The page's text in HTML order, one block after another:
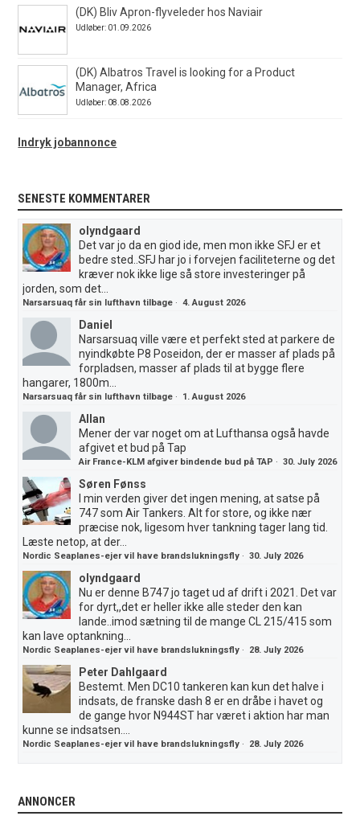
(DK) Bliv Apron-flyveleder hos Naviair
Udløber: 01.09.2026
(DK) Albatros Travel is looking for a Product
Manager, Africa
Udløber: 08.08.2026
Indryk jobannonce
SENESTE KOMMENTARER
olyndgaard
Det var jo da en giod ide, men mon ikke SFJ er et
bedre sted..SFJ har jo i forvejen faciliteterne og det
kræver nok ikke lige så store investeringer på
jorden, som det...
Narsarsuaq får sin lufthavn tilbage ·4. August 2026
Daniel
Narsarsuaq ville være et perfekt sted at parkere de
nyindkøbte P8 Poseidon, der er masser af plads på
forpladsen, masser af plads til at bygge flere
hangarer, 1800m...
Narsarsuaq får sin lufthavn tilbage · 1. August 2026
Allan
Mener der var noget om at Lufthansa også havde
afgivet et bud på Tap
Air France-KLM afgiver bindende bud på TAP ·30. July 2026
Søren Fønss
I min verden giver det ingen mening, at satse på
747 som Air Tankers. Alt for store, og ikke nær
præcise nok, ligesom hver tankning tager lang tid.
Læste netop, at der...
Nordic Seaplanes-ejer vil have brandslukningsfly ·30. July 2026
olyndgaard
Nu er denne B747 jo taget ud af drift i 2021. Det var
for dyrt,,det er heller ikke alle steder den kan
lande..imod sætning til de mange CL 215/415 som
kan lave optankning...
Nordic Seaplanes-ejer vil have brandslukningsfly · 28. July 2026
Peter Dahlgaard
Bestemt. Men DC10 tankeren kan kun det halve i
indsats, de franske dash 8 er en dråbe i havet og
de gange hvor N944ST har været i aktion har man
kunne se indsatsen....
Nordic Seaplanes-ejer vil have brandslukningsfly · 28. July 2026
ANNONCER